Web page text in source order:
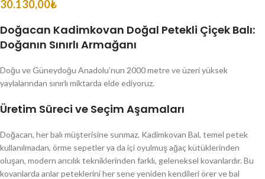
30.130,00₺
Doğacan Kadimkovan Doğal Petekli Çiçek Balı:
Doğanın Sınırlı Armağanı
Doğu ve Güneydoğu Anadolu’nun 2000 metre ve üzeri yüksek
yaylalarından sınırlı miktarda elde ediyoruz.
Üretim Süreci ve Seçim Aşamaları
Doğacan, her balı müşterisine sunmaz. Kadimkovan Bal, temel petek
kullanılmadan, örme sepetler ya da içi oyulmuş ağaç kütüklerinden
oluşan, modern arıcılık tekniklerinden farklı, geleneksel kovanlardır. Bu
kovanlarda arılar peteklerini her sene yeniden kendileri örer ve bal